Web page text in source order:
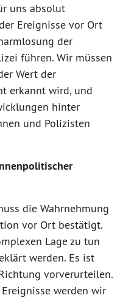
uns absolut
Ereignisse vor Ort
der
führen. Wir müssen
Wert der
erkannt wird, und
hinter
und Polizisten
die Wahrnehmung
vor Ort bestätigt.
Lage zu tun
werden. Es ist
vorverurteilen.
werden wir